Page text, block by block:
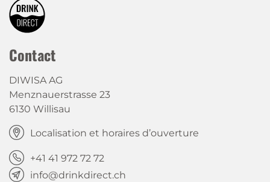
Contact
DIWISA AG
Menznauerstrasse 23
6130 Willisau
Localisation et horaires d’ouverture
+41 41 972 72 72
info@drinkdirect.ch